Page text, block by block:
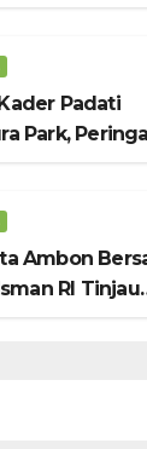
Padati
Park,
Ambon
RI Tinjau